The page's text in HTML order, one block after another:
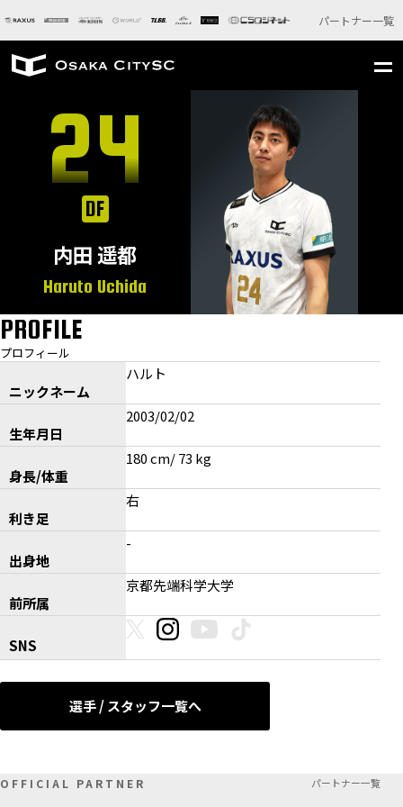
パートナー一覧
24
DF
内田 遥都
Haruto Uchida
PROFILE
プロフィール
ニックネーム
ハルト
生年月日
2003/02/02
身長/体重
180 cm/ 73 kg
利き足
右
出身地
-
前所属
京都先端科学大学
SNS
選手 / スタッフ一覧へ
OFFICIAL PARTNER パートナー一覧